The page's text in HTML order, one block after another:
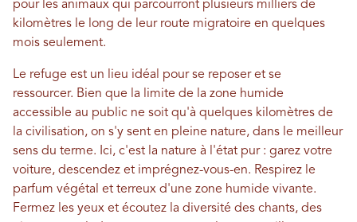
pour les animaux qui parcourront plusieurs milliers de
kilomètres le long de leur route migratoire en quelques
mois seulement.
Le refuge est un lieu idéal pour se reposer et se
ressourcer. Bien que la limite de la zone humide
accessible au public ne soit qu'à quelques kilomètres de
la civilisation, on s'y sent en pleine nature, dans le meilleur
sens du terme. Ici, c'est la nature à l'état pur : garez votre
voiture, descendez et imprégnez-vous-en. Respirez le
parfum végétal et terreux d'une zone humide vivante.
Fermez les yeux et écoutez la diversité des chants, des